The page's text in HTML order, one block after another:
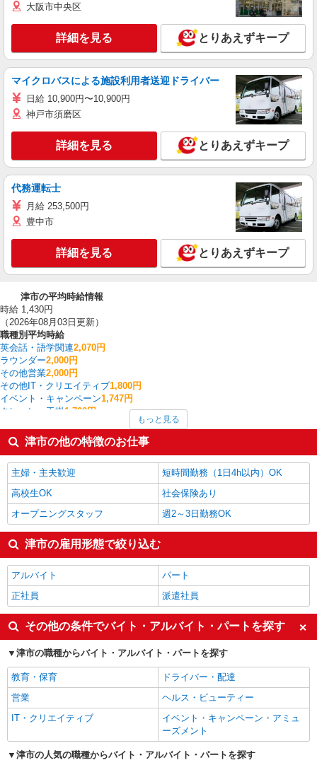
大阪市中央区
詳細を見る とりあえずキープ
マイクロバスによる施設利用者送迎ドライバー
日給 10,900円〜10,900円
神戸市須磨区
詳細を見る とりあえずキープ
代務運転士
月給 253,500円
豊中市
詳細を見る とりあえずキープ
津市の平均時給情報
時給 1,430円
（2026年08月03日更新）
職種別平均時給
英会話・語学関連2,070円
ラウンダー2,000円
その他営業2,000円
その他IT・クリエイティブ1,800円
イベント・キャンペーン1,747円
クレーン・玉掛1,700円
CADオペレーター・積算1,680円
看護師・保健師・看護助手・助産師
WEBデザイナー・コーダー・WEBオペレーター1,600円
津市の他の職種の平均時給を見る
もっと見る
津市の他の特徴のお仕事
主婦・主夫歓迎
短時間勤務（1日4h以内）OK
高校生OK
社会保険あり
オープニングスタッフ
週2～3日勤務OK
津市の雇用形態で絞り込む
アルバイト
パート
正社員
派遣社員
その他の条件でバイト・アルバイト・パートを探す
津市の職種からバイト・アルバイト・パートを探す
教育・保育
ドライバー・配達
営業
ヘルス・ビューティー
IT・クリエイティブ
イベント・キャンペーン・アミュ
ーズメント
津市の人気の職種からバイト・アルバイト・パートを探す